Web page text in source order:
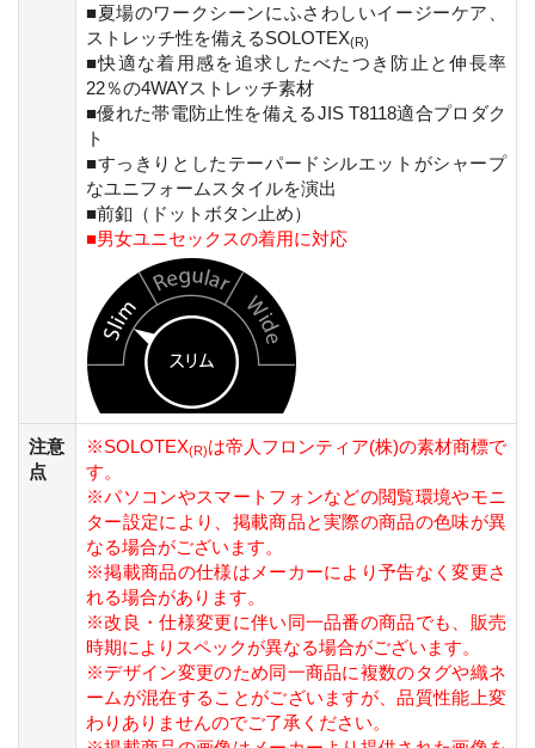
■夏場のワークシーンにふさわしいイージーケア、
ストレッチ性を備えるSOLOTEX(R)
■快適な着用感を追求したべたつき防止と伸長率
22％の4WAYストレッチ素材
■優れた帯電防止性を備えるJIS T8118適合プロダク
ト
■すっきりとしたテーパードシルエットがシャープ
なユニフォームスタイルを演出
■前釦（ドットボタン止め）
■男女ユニセックスの着用に対応
注意
点
※SOLOTEX(R)は帝人フロンティア(株)の素材商標で
す。
※パソコンやスマートフォンなどの閲覧環境やモニ
ター設定により、掲載商品と実際の商品の色味が異
なる場合がございます。
※掲載商品の仕様はメーカーにより予告なく変更さ
れる場合があります。
※改良・仕様変更に伴い同一品番の商品でも、販売
時期によりスペックが異なる場合がございます。
※デザイン変更のため同一商品に複数のタグや織ネ
ームが混在することがございますが、品質性能上変
わりありませんのでご了承ください。